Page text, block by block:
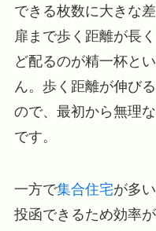
できる枚数に大きな
扉まで歩く距離が長
ど配るのが精一杯と
ん。歩く距離が伸び
ので、最初から無理
です。
一方で集合住宅が多
投函できるため効率